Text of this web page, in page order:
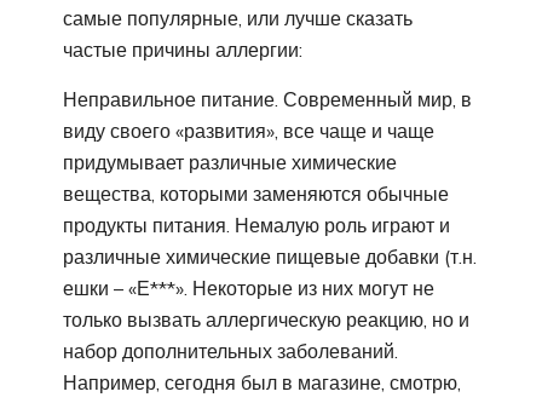
самые популярные, или лучше сказать
частые причины аллергии:
Неправильное питание. Современный мир, в
виду своего «развития», все чаще и чаще
придумывает различные химические
вещества, которыми заменяются обычные
продукты питания. Немалую роль играют и
различные химические пищевые добавки (т.н.
ешки – «Е***». Некоторые из них могут не
только вызвать аллергическую реакцию, но и
набор дополнительных заболеваний.
Например, сегодня был в магазине, смотрю,